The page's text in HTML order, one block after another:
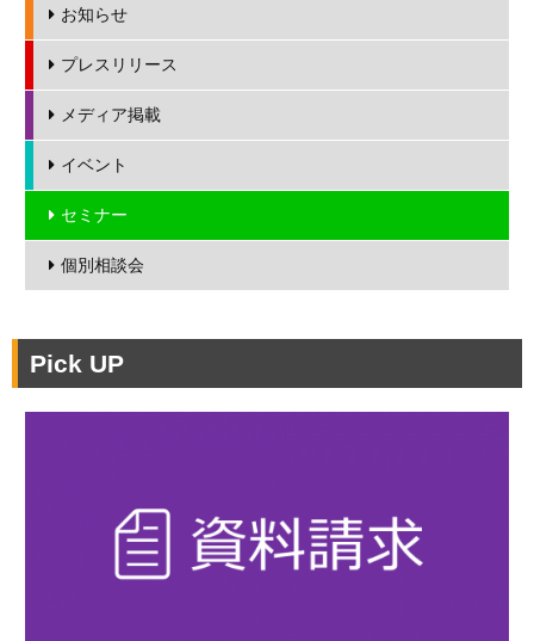
お知らせ
プレスリリース
メディア掲載
イベント
セミナー
個別相談会
Pick UP